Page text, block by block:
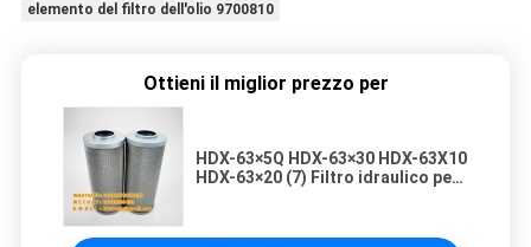
elemento del filtro dell'olio 9700810
Ottieni il miglior prezzo per
HDX-63×5Q HDX-63×30 HDX-63X10
HDX-63×20 (7) Filtro idraulico per